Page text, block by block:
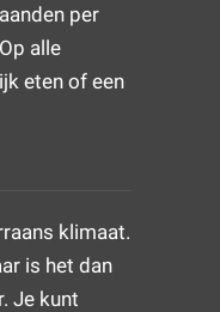
per
alle
eten of een
klimaat.
is het dan
Je kunt